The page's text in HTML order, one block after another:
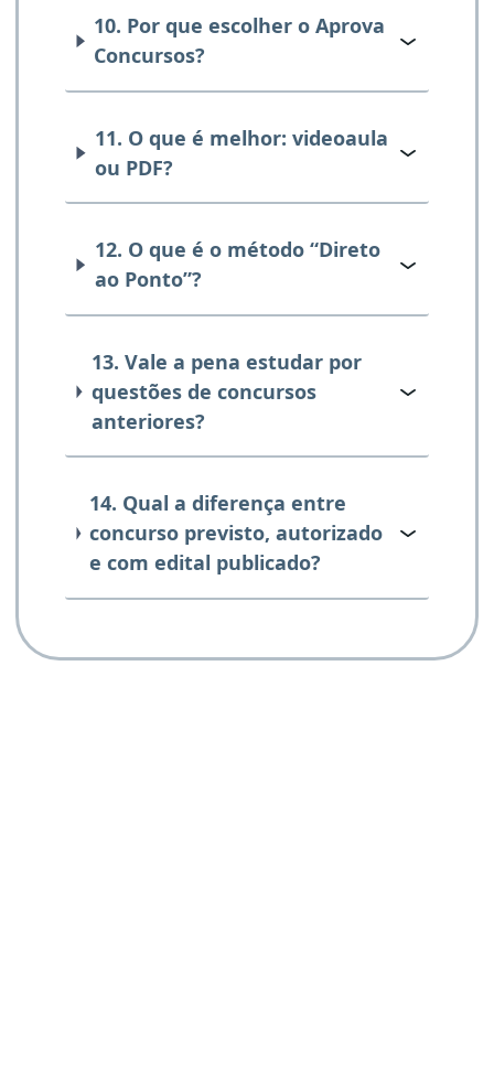
10. Por que escolher o Aprova
Concursos?
11. O que é melhor: videoaula
ou PDF?
12. O que é o método “Direto
ao Ponto”?
13. Vale a pena estudar por
questões de concursos
anteriores?
14. Qual a diferença entre
concurso previsto, autorizado
e com edital publicado?